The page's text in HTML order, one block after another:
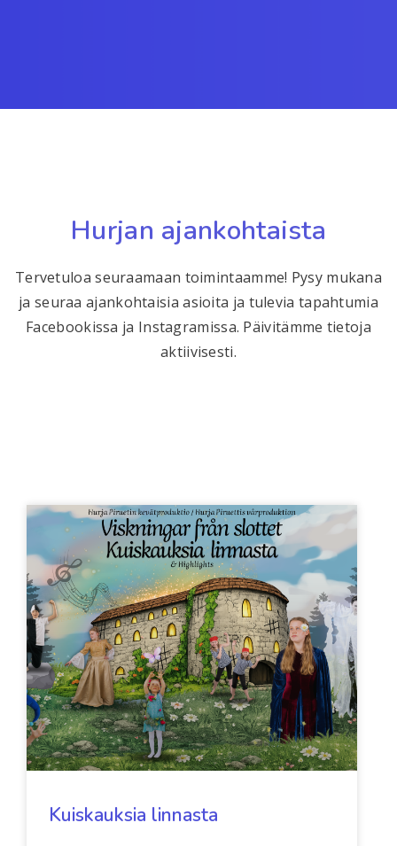
Hurjan ajankohtaista
Tervetuloa seuraamaan toimintaamme! Pysy mukana
ja seuraa ajankohtaisia asioita ja tulevia tapahtumia
Facebookissa ja Instagramissa. Päivitämme tietoja
aktiivisesti.
Kuiskauksia linnasta